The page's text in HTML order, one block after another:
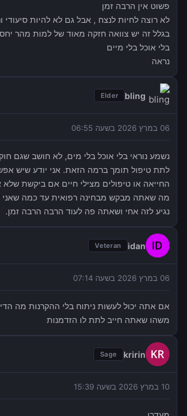
פשוט אין הרבה זמן
לא רוצה לחיות לנצח , אבל גם לא להיות סיעודי
בגלל זה יש צוואה חזקה מאוד של למות מהר
בלי אוכל בלי מיים
נראה
bling
Elder
06 במרץ 2026 בשעה 06:55
נשמע נוראי בלי אוכל בלי מים, לא חושב שגם
לתת טיפול תומך ברמה הזאת. אני יודע שיש
החייאה או טיפולים מצילי חיים אם ביקשת שלא
מה שאתה מבקש מבחינה רפואית עד כמה שאני
נגיע לזה אחי ושאתה פה לעוד הרבה הרבה זמן.
idan
Veteran
06 במרץ 2026 בשעה 07:14
אם אתה יכול לעשות ניתוח בלי ההקרנות מה
משהו שאתה חייב לתת לו הזדמנות
kririn
Sage
10 במרץ 2026 בשעה 15:39